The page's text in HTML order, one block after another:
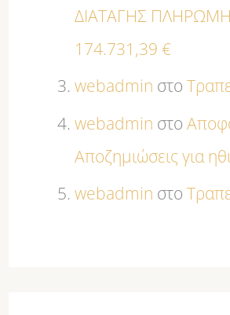
ΔΙΑΤΑΓΗΣ
174.731,39 €
webadmin στο
webadmin στο
Αποζημιώσεις για
webadmin στο